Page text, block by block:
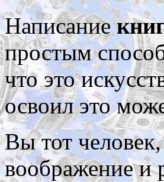
Написание
простым
что это
освоил это
Вы тот
воображение и